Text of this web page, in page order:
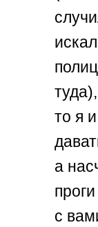
то я
а
с